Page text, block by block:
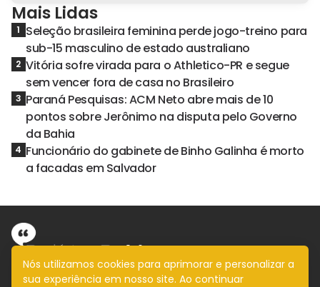
Mais Lidas
1 Seleção brasileira feminina perde jogo-treino para
sub-15 masculino de estado australiano
2 Vitória sofre virada para o Athletico-PR e segue
sem vencer fora de casa no Brasileiro
3 Paraná Pesquisas: ACM Neto abre mais de 10
pontos sobre Jerônimo na disputa pelo Governo
da Bahia
4 Funcionário do gabinete de Binho Galinha é morto
a facadas em Salvador
Nós utilizamos cookies para aprimorar e personalizar a
sua experiência em nosso site. Ao continuar